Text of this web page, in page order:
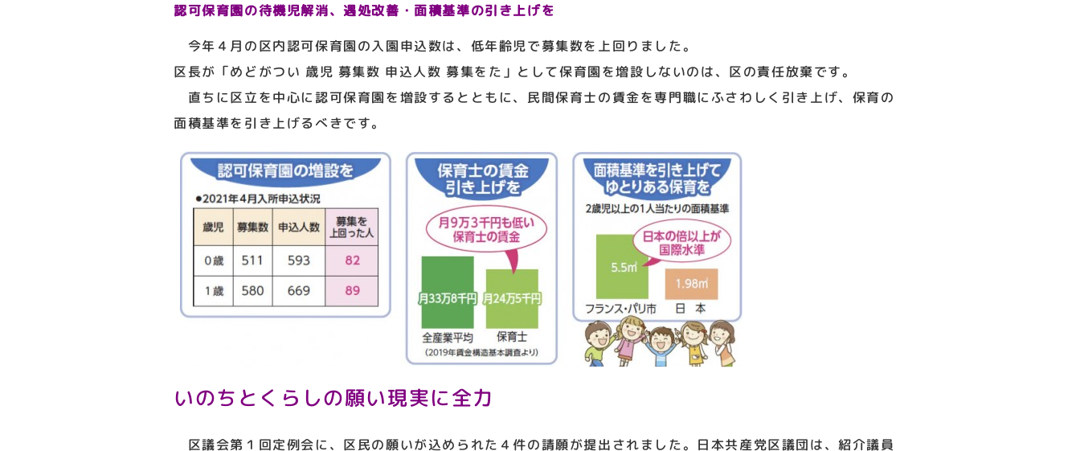
認可保育園の待機児解消、遇処改善・面積基準の引き上げを
今年４月の区内認可保育園の入園申込数は、低年齢児で募集数を上回りました。
区長が「めどがつい 歳児 募集数 申込人数 募集をた」として保育園を増設しないのは、区の責任放棄です。
直ちに区立を中心に認可保育園を増設するとともに、民間保育士の賃金を専門職にふさわしく引き上げ、保育の
面積基準を引き上げるべきです。
いのちとくらしの願い現実に全力
区議会第１回定例会に、区民の願いが込められた４件の請願が提出されました。日本共産党区議団は、紹介議員